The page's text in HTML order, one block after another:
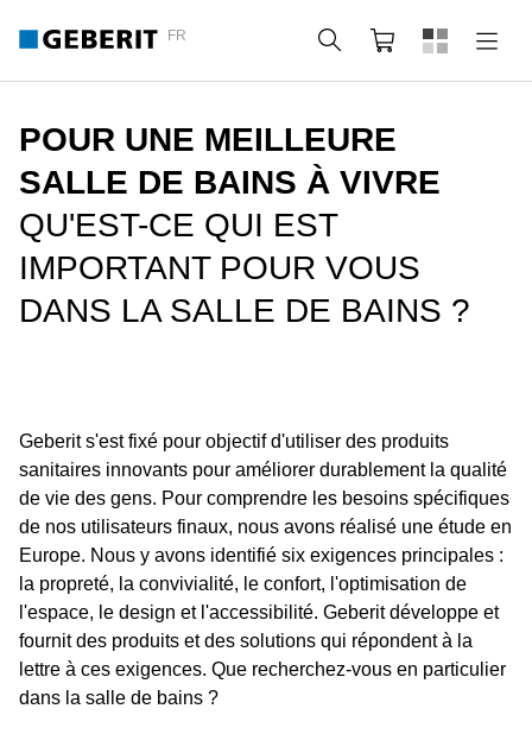
FR Rechercher
Panier
POUR UNE MEILLEURE
SALLE DE BAINS À VIVRE
QU'EST-CE QUI EST
IMPORTANT POUR VOUS
DANS LA SALLE DE BAINS ?
Geberit s'est fixé pour objectif d'utiliser des produits
sanitaires innovants pour améliorer durablement la qualité
de vie des gens. Pour comprendre les besoins spécifiques
de nos utilisateurs finaux, nous avons réalisé une étude en
Europe. Nous y avons identifié six exigences principales :
la propreté, la convivialité, le confort, l'optimisation de
l'espace, le design et l'accessibilité. Geberit développe et
fournit des produits et des solutions qui répondent à la
lettre à ces exigences. Que recherchez-vous en particulier
dans la salle de bains ?